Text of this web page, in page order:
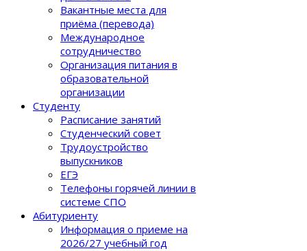
Вакантные места для
приёма (перевода)
Международное
сотрудничество
Организация питания в
образовательной
организации
Студенту
Расписание занятий
Студенческий совет
Трудоустройство
выпускников
ЕГЭ
Телефоны горячей линии в
системе СПО
Абитуриенту
Информация о приеме на
2026/27 учебный год